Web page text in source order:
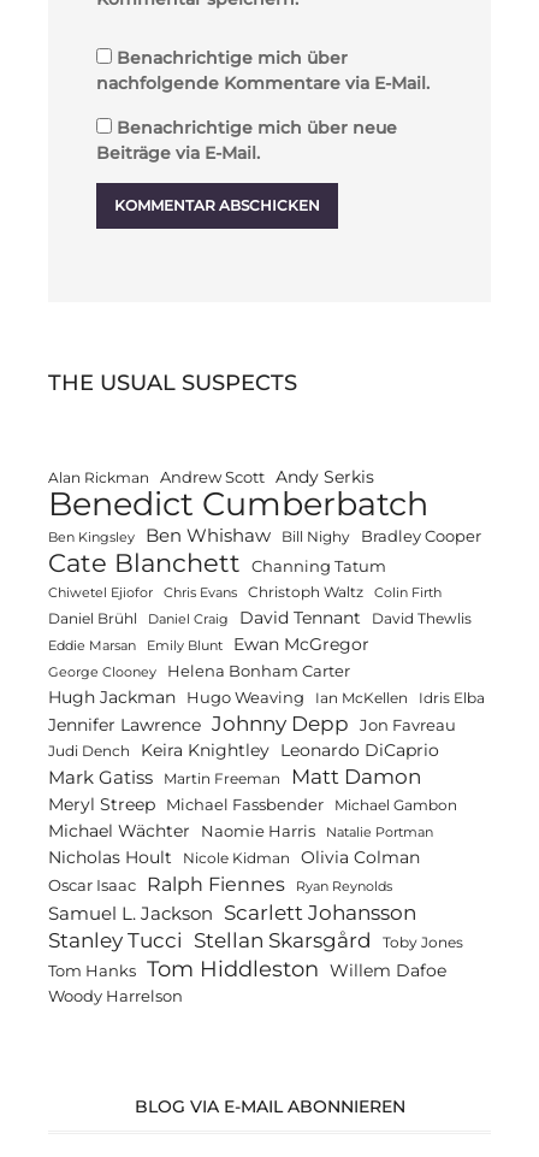
Benachrichtige mich über
nachfolgende Kommentare via E-Mail.
Benachrichtige mich über neue
Beiträge via E-Mail.
THE USUAL SUSPECTS
Alan Rickman Andrew Scott Andy Serkis
Benedict Cumberbatch
Ben Kingsley Ben Whishaw Bill Nighy Bradley Cooper
Cate Blanchett Channing Tatum
Chiwetel Ejiofor Chris Evans Christoph Waltz Colin Firth
Daniel Brühl Daniel Craig David Tennant David Thewlis
Eddie Marsan Emily Blunt Ewan McGregor
George Clooney Helena Bonham Carter
Hugh Jackman Hugo Weaving Ian McKellen Idris Elba
Jennifer Lawrence Johnny Depp Jon Favreau
Judi Dench Keira Knightley Leonardo DiCaprio
Mark Gatiss Martin Freeman Matt Damon
Meryl Streep Michael Fassbender Michael Gambon
Michael Wächter Naomie Harris Natalie Portman
Nicholas Hoult Nicole Kidman Olivia Colman
Oscar Isaac Ralph Fiennes Ryan Reynolds
Samuel L. Jackson Scarlett Johansson
Stanley Tucci Stellan Skarsgård Toby Jones
Tom Hanks Tom Hiddleston Willem Dafoe
Woody Harrelson
BLOG VIA E-MAIL ABONNIEREN